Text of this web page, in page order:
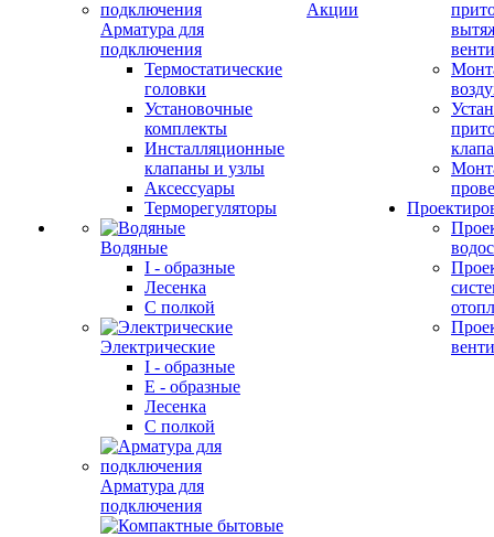
Арматура для
подключения
Термостатические
головки
Установочные
комплекты
Инсталляционные
клапаны и узлы
Аксессуары
Терморегуляторы
Водяные
I - образные
Лесенка
С полкой
Электрические
I - образные
E - образные
Лесенка
С полкой
Арматура для
подключения
Акции